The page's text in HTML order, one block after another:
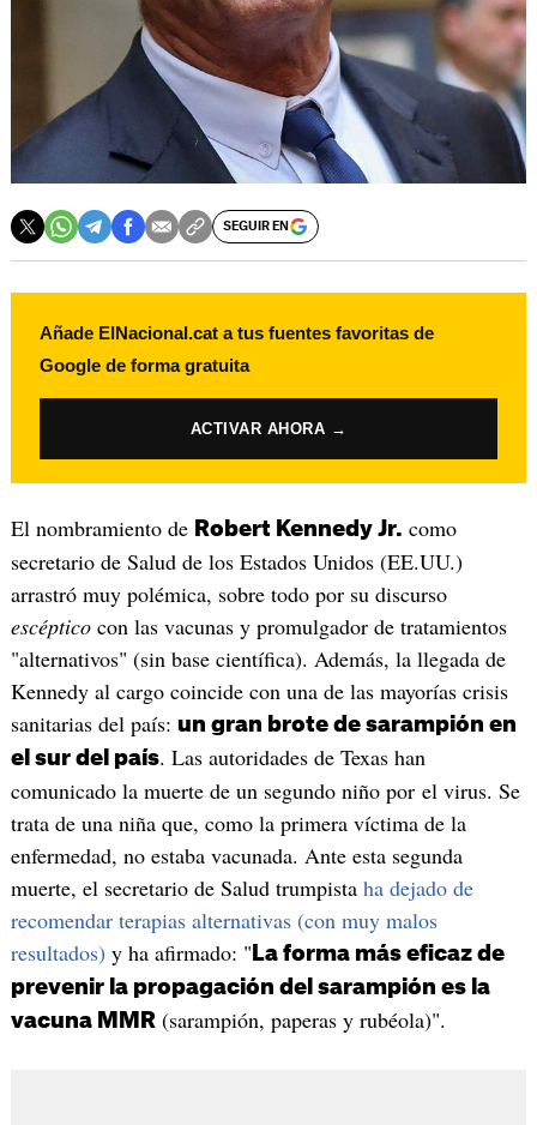
SEGUIR EN
Añade ElNacional.cat a tus fuentes favoritas de
Google de forma gratuita
ACTIVAR AHORA →
El nombramiento de Robert Kennedy Jr. como
secretario de Salud de los Estados Unidos (EE.UU.)
arrastró muy polémica, sobre todo por su discurso
escépticocon las vacunas y promulgador de tratamientos
"alternativos" (sin base científica). Además, la llegada de
Kennedy al cargo coincide con una de las mayorías crisis
sanitarias del país: un gran brote de sarampión en
el sur del país. Las autoridades de Texas han
comunicado la muerte de un segundo niño por el virus. Se
trata de una niña que, como la primera víctima de la
enfermedad, no estaba vacunada. Ante esta segunda
muerte, el secretario de Salud trumpista ha dejado de
recomendar terapias alternativas (con muy malos
resultados) y ha afirmado: " La forma más eficaz de
prevenir la propagación del sarampión es la
vacuna MMR(sarampión, paperas y rubéola)".